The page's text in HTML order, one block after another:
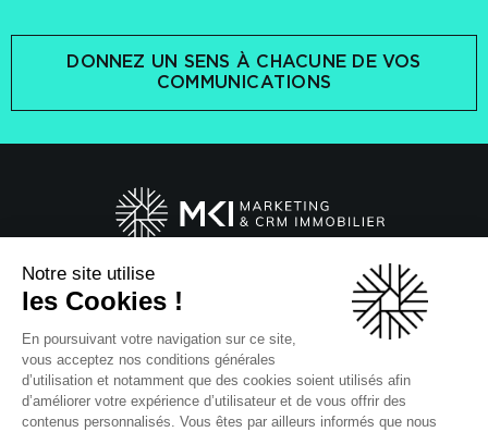
DONNEZ UN SENS À CHACUNE DE VOS
COMMUNICATIONS
92200 Neuilly-sur-Seine
Suivez-nous !
Actualités, avant-premières, conseils...
Notre site utilise
les Cookies !
En poursuivant votre navigation sur ce site,
vous acceptez nos conditions générales
d’utilisation et notamment que des cookies soient utilisés afin
d’améliorer votre expérience d’utilisateur et de vous offrir des
contenus personnalisés. Vous êtes par ailleurs informés que nous